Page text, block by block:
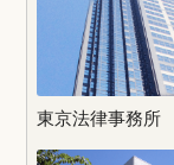
東京法律事務所